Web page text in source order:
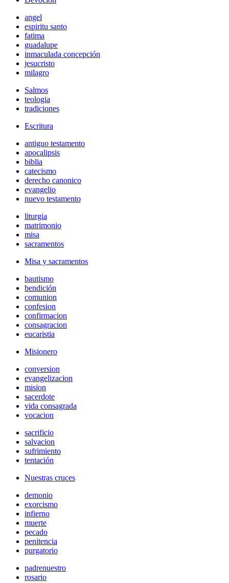
angel
espiritu santo
fatima
guadalupe
inmaculada concepción
jesucristo
milagro
Salmos
teologia
tradiciones
Escritura
antiguo testamento
apocalipsis
biblia
catecismo
derecho canonico
evangelio
nuevo testamento
liturgia
matrimonio
misa
sacramentos
Misa y sacramentos
bautismo
bendición
comunion
confesion
confirmacion
consagracion
eucaristia
Misionero
conversion
evangelizacion
mision
sacerdote
vida consagrada
vocacion
sacrificio
salvacion
sufrimiento
tentación
Nuestras cruces
demonio
exorcismo
infierno
muerte
pecado
penitencia
purgatorio
padrenuestro
rosario